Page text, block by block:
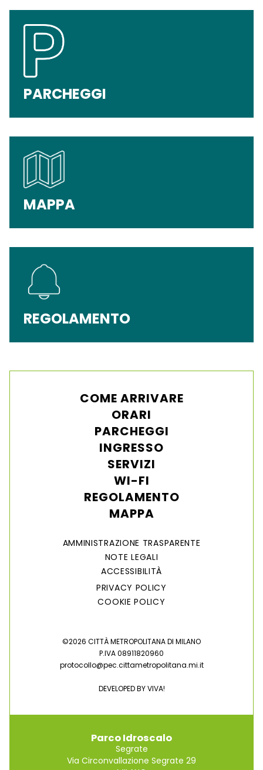
PARCHEGGI
MAPPA
REGOLAMENTO
Parco Idroscalo
Segrate
Via Circonvallazione Segrate 29
COME ARRIVARE
ORARI
PARCHEGGI
INGRESSO
SERVIZI
WI-FI
REGOLAMENTO
MAPPA
AMMINISTRAZIONE TRASPARENTE
NOTE LEGALI
ACCESSIBILITÀ
PRIVACY POLICY
COOKIE POLICY
©2026 CITTÀ METROPOLITANA DI MILANO
P.IVA 08911820960
protocollo@pec.cittametropolitana.mi.it
DEVELOPED BYVIVA!